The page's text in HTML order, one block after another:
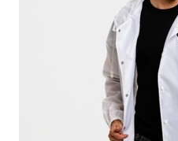
ПОДРОБНЕЕ